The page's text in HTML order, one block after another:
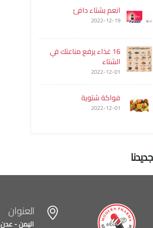
انعم بشتاء دافئ
2022-12-19
16 غذاء يرفع مناعتك في
الشتاء
2022-12-01
فواكة شتوية
2022-12-01
جديدنا
العنوان
اليمن - عدن